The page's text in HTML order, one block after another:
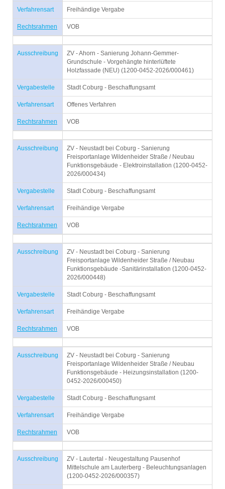
Verfahrensart Freihändige Vergabe
Rechtsrahmen VOB
Ausschreibung
ZV - Ahorn - Sanierung Johann-Gemmer-
Grundschule - Vorgehängte hinterlüftete
Holzfassade (NEU) (1200-0452-2026/000461)
Vergabestelle Stadt Coburg - Beschaffungsamt
Verfahrensart Offenes Verfahren
Rechtsrahmen VOB
Ausschreibung
ZV - Neustadt bei Coburg - Sanierung
Freisportanlage Wildenheider Straße / Neubau
Funktionsgebäude - Elektroinstallation (1200-0452-
2026/000434)
Vergabestelle Stadt Coburg - Beschaffungsamt
Verfahrensart Freihändige Vergabe
Rechtsrahmen VOB
Ausschreibung
ZV - Neustadt bei Coburg - Sanierung
Freisportanlage Wildenheider Straße / Neubau
Funktionsgebäude -Sanitärinstallation (1200-0452-
2026/000448)
Vergabestelle Stadt Coburg - Beschaffungsamt
Verfahrensart Freihändige Vergabe
Rechtsrahmen VOB
Ausschreibung
ZV - Neustadt bei Coburg - Sanierung
Freisportanlage Wildenheider Straße / Neubau
Funktionsgebäude - Heizungsinstallation (1200-
0452-2026/000450)
Vergabestelle Stadt Coburg - Beschaffungsamt
Verfahrensart Freihändige Vergabe
Rechtsrahmen VOB
Ausschreibung
ZV - Lautertal - Neugestaltung Pausenhof
Mittelschule am Lauterberg - Beleuchtungsanlagen
(1200-0452-2026/000357)